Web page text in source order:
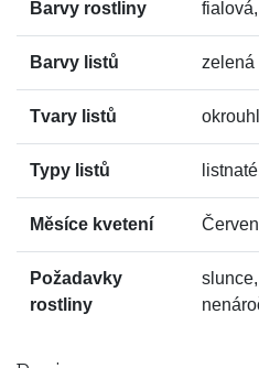
Barvy rostliny
Barvy listů zelená
Tvary listů
Typy listů
Měsíce kvetení
Požadavky
rostliny